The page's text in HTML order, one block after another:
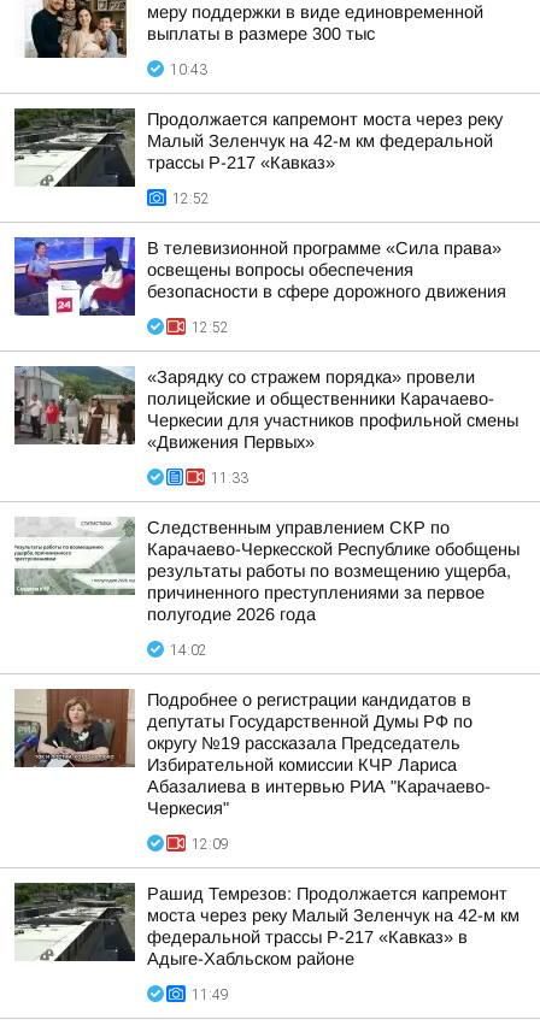
меру поддержки в виде единовременной
выплаты в размере 300 тыс
10:43
Продолжается капремонт моста через реку
Малый Зеленчук на 42-м км федеральной
трассы Р-217 «Кавказ»
12:52
В телевизионной программе «Сила права»
освещены вопросы обеспечения
безопасности в сфере дорожного движения
12:52
«Зарядку со стражем порядка» провели
полицейские и общественники Карачаево-
Черкесии для участников профильной смены
«Движения Первых»
11:33
Следственным управлением СКР по
Карачаево-Черкесской Республике обобщены
результаты работы по возмещению ущерба,
причиненного преступлениями за первое
полугодие 2026 года
14:02
Подробнее о регистрации кандидатов в
депутаты Государственной Думы РФ по
округу №19 рассказала Председатель
Избирательной комиссии КЧР Лариса
Абазалиева в интервью РИА "Карачаево-
Черкесия"
12:09
Рашид Темрезов: Продолжается капремонт
моста через реку Малый Зеленчук на 42-м км
федеральной трассы Р-217 «Кавказ» в
Адыге-Хабльском районе
11:49